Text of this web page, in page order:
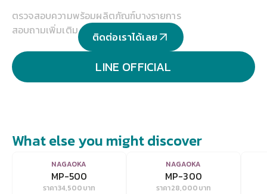
ตรวจสอบความพร้อมผลิตภัณฑ์บางรายการ
สอบถามเพิ่มเติม
ติดต่อเราได้เลย
LINE OFFICIAL
What else you might discover
VIEW
NAGAOKA
MP-500
ราคา34,500บาท
VIEW
NAGAOKA
MP-300
ราคา28,000บาท